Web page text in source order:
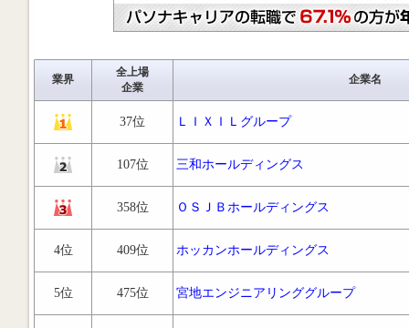
業界
全上場
企業
企業名
37位 ＬＩＸＩＬグループ
107位 三和ホールディングス
358位 ＯＳＪＢホールディングス
4位 409位 ホッカンホールディングス
5位 475位 宮地エンジニアリンググループ